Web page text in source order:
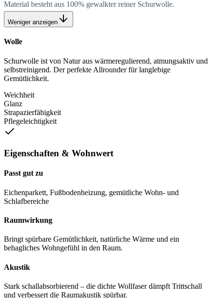
Material besteht aus 100% gewalkter reiner Schurwolle.
Weniger anzeigen
Wolle
Schurwolle ist von Natur aus wärmeregulierend, atmungsaktiv und
selbstreinigend. Der perfekte Allrounder für langlebige
Gemütlichkeit.
Weichheit
Glanz
Strapazierfähigkeit
Pflegeleichtigkeit
Eigenschaften & Wohnwert
Passt gut zu
Eichenparkett, Fußbodenheizung, gemütliche Wohn- und
Schlafbereiche
Raumwirkung
Bringt spürbare Gemütlichkeit, natürliche Wärme und ein
behagliches Wohngefühl in den Raum.
Akustik
Stark schallabsorbierend – die dichte Wollfaser dämpft Trittschall
und verbessert die Raumakustik spürbar.